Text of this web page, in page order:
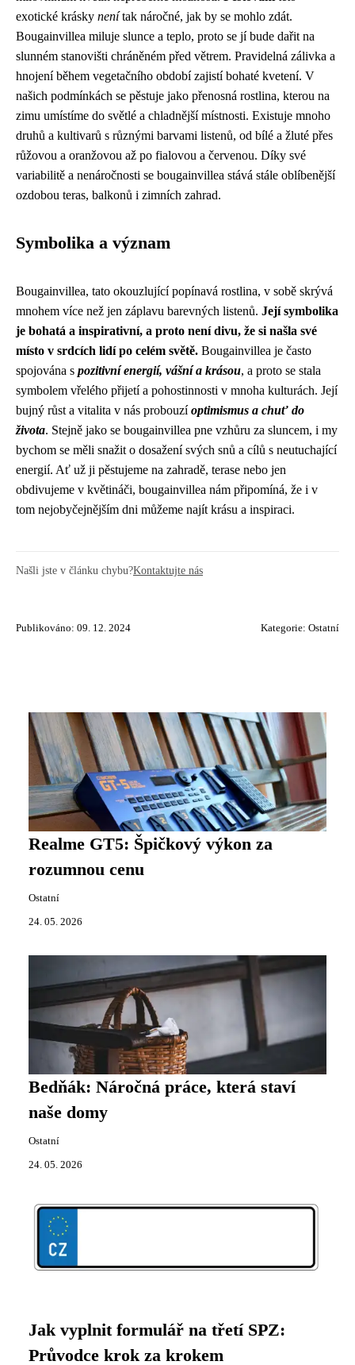
exotické krásky nenítak náročné, jak by se mohlo zdát.
Bougainvillea miluje slunce a teplo, proto se jí bude dařit na
slunném stanovišti chráněném před větrem. Pravidelná zálivka a
hnojení během vegetačního období zajistí bohaté kvetení. V
našich podmínkách se pěstuje jako přenosná rostlina, kterou na
zimu umístíme do světlé a chladnější místnosti. Existuje mnoho
druhů a kultivarů s různými barvami listenů, od bílé a žluté přes
růžovou a oranžovou až po fialovou a červenou. Díky své
variabilitě a nenáročnosti se bougainvillea stává stále oblíbenější
ozdobou teras, balkonů i zimních zahrad.
Symbolika a význam
Bougainvillea, tato okouzlující popínavá rostlina, v sobě skrývá
mnohem více než jen záplavu barevných listenů. Její symbolika
je bohatá a inspirativní, a proto není divu, že si našla své
místo v srdcích lidí po celém světě. Bougainvillea je často
spojována s pozitivní energií, vášní a krásou, a proto se stala
symbolem vřelého přijetí a pohostinnosti v mnoha kulturách. Její
bujný růst a vitalita v nás probouzíoptimismus a chuť do
života. Stejně jako se bougainvillea pne vzhůru za sluncem, i my
bychom se měli snažit o dosažení svých snů a cílů s neutuchající
energií. Ať už ji pěstujeme na zahradě, terase nebo jen
obdivujeme v květináči, bougainvillea nám připomíná, že i v
tom nejobyčejnějším dni můžeme najít krásu a inspiraci.
Našli jste v článku chybu?Kontaktujte nás
Publikováno: 09. 12. 2024 Kategorie: Ostatní
Realme GT5: Špičkový výkon za
rozumnou cenu
Ostatní
24. 05. 2026
Bedňák: Náročná práce, která staví
naše domy
Ostatní
24. 05. 2026
Jak vyplnit formulář na třetí SPZ:
Průvodce krok za krokem